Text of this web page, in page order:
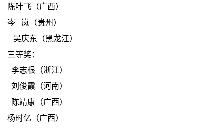
陈叶飞（广西）
岑 岚（贵州）
吴庆东（黑龙江）
三等奖：
李志根（浙江）
刘俊霞（河南）
陈靖康（广西）
杨时亿（广西）